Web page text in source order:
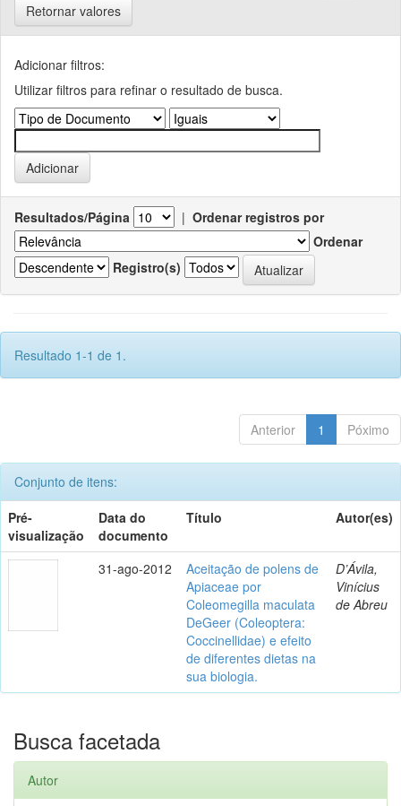
Retornar valores
Adicionar filtros:
Utilizar filtros para refinar o resultado de busca.
Resultados/Página | Ordenar registros por
Ordenar
Registro(s)
Resultado 1-1 de 1.
Anterior 1 Póximo
Conjunto de itens:
Pré-
visualização
Data do
documento
Título Autor(es)
31-ago-2012
Aceitação de polens de
Apiaceae por
Coleomegilla maculata
DeGeer (Coleoptera:
Coccinellidae) e efeito
de diferentes dietas na
sua biologia.
D’Ávila,
Vinícius
de Abreu
Busca facetada
Autor